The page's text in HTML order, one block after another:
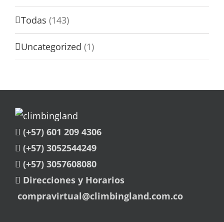
Todas (143)
Uncategorized (1)
(+57) 601 209 4306
(+57) 3052544249
(+57) 3057608080
Direcciones y Horarios
compravirtual@climbingland.com.co